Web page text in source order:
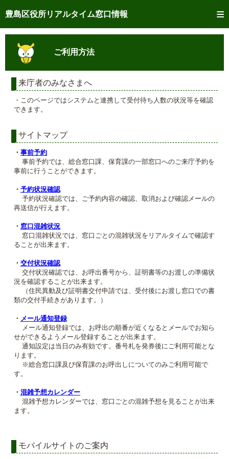
豊島区役所リアルタイム窓口情報
トップページへ
ご利用方法
事前予約
予約状況確認
リアルタイム 窓口混雑状況
メール通知登録
混雑予想カレンダー
ご利用方法
来庁者のみなさまへ
・このページではシステムと連携して受付待ち人数の状況等を確認
できます。
サイトマップ
・ 事前予約
事前予約では、総合窓口課、保育課の一部窓口へのご来庁予約を
事前に行うことができます。
・ 予約状況確認
予約状況確認では、ご予約内容の確認、取消および確認メールの
再送信が行えます。
・ 窓口混雑状況
窓口混雑状況では、窓口ごとの混雑状況をリアルタイムで確認す
ることが出来ます。
・ 交付状況確認
交付状況確認では、お呼出番号から、証明書等のお渡しの準備状
況を確認することが出来ます。
（住民異動及び証明書交付申請では、受付後にお渡し窓口での書
類の交付手続きがあります。）
・ メール通知登録
メール通知登録では、お呼出の順番が近くなるとメールでお知ら
せができるようメール登録することが出来ます。
通知設定は当日のみ有効です。番号札を発券後にご利用可能とな
ります。
※総合窓口課及び保育課のお呼出しについてのみご利用可能で
す。
・ 混雑予想カレンダー
混雑予想カレンダーでは、窓口ごとの混雑予想を見ることが出来
ます。
モバイルサイトのご案内